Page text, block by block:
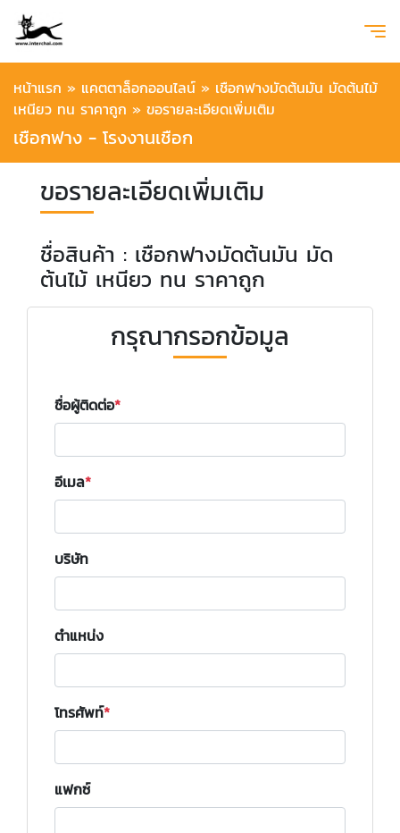
หน้าแรก » แคตตาล็อกออนไลน์ » เชือกฟางมัดต้นมัน มัดต้นไม้
เหนียว ทน ราคาถูก » ขอรายละเอียดเพิ่มเติม
เชือกฟาง - โรงงานเชือก
ขอรายละเอียดเพิ่มเติม
ชื่อสินค้า : เชือกฟางมัดต้นมัน มัด
ต้นไม้ เหนียว ทน ราคาถูก
กรุณากรอกข้อมูล
ชื่อผู้ติดต่อ
อีเมล
บริษัท
ตำแหน่ง
โทรศัพท์
แฟกซ์